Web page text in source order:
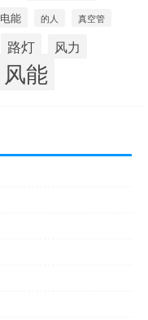
电能 的人 真空管
路灯 风力
风能